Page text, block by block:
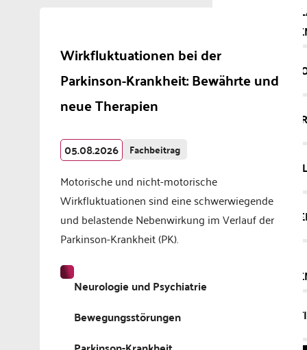
Wirkfluktuationen bei der
Parkinson-Krankheit: Bewährte und
neue Therapien
05.08.2026 Fachbeitrag
Motorische und nicht-motorische
Wirkfluktuationen sind eine schwerwiegende
und belastende Nebenwirkung im Verlauf der
Parkinson-Krankheit (PK).
Neurologie und Psychiatrie
Bewegungsstörungen